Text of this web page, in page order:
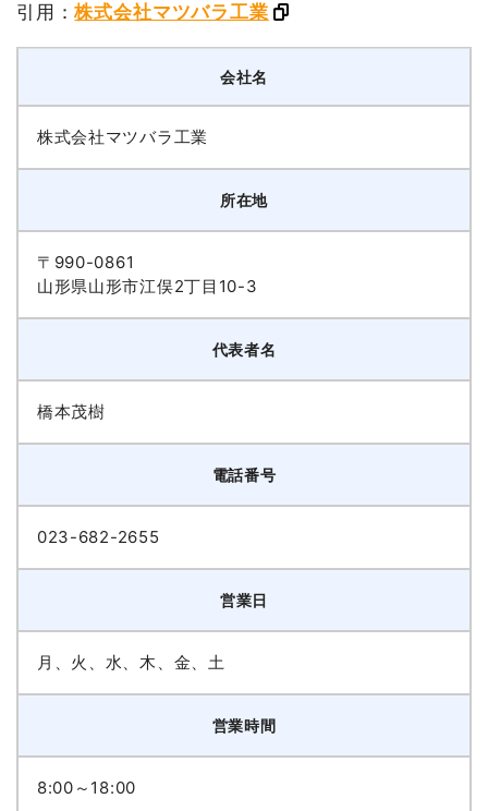
引用：株式会社マツバラ工業
会社名
株式会社マツバラ工業
所在地
〒990-0861
山形県山形市江俣2丁目10-3
代表者名
橋本茂樹
電話番号
023-682-2655
営業日
月、火、水、木、金、土
営業時間
8:00～18:00